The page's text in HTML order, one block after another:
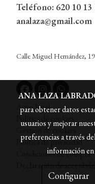
Teléfono: 620 10 13
analaza@gmail.com
Calle Miguel Hernández,
Aviso legal
Política de cookies
Gestión de cookies
Política de privacidad
Condiciones de compra
Declaración de
ANA LAZA
para obtener datos
usuarios y mejorar
preferencias a través
información
Configurar